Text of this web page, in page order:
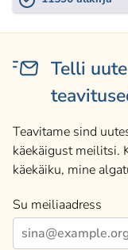
Telli
Teavitame sind
käekäigust meilitsi.
käekäiku, mine
Su meiliaadress